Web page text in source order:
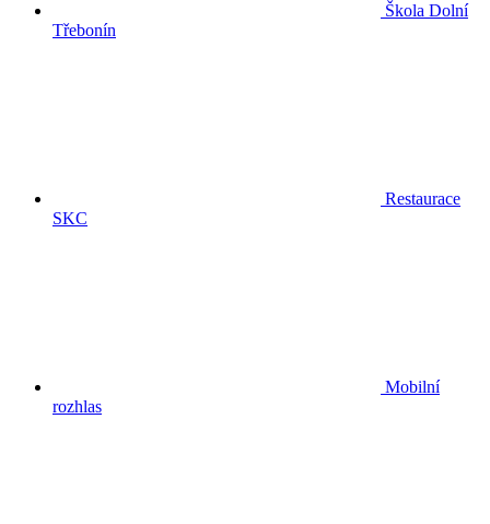
Škola Dolní
Třebonín
Restaurace
SKC
Mobilní
rozhlas